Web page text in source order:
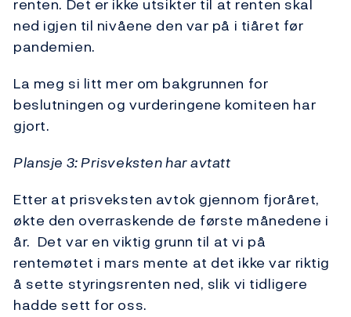
renten. Det er ikke utsikter til at renten skal
ned igjen til nivåene den var på i tiåret før
pandemien.
La meg si litt mer om bakgrunnen for
beslutningen og vurderingene komiteen har
gjort.
Plansje 3: Prisveksten har avtatt
Etter at prisveksten avtok gjennom fjoråret,
økte den overraskende de første månedene i
år. Det var en viktig grunn til at vi på
rentemøtet i mars mente at det ikke var riktig
å sette styringsrenten ned, slik vi tidligere
hadde sett for oss.